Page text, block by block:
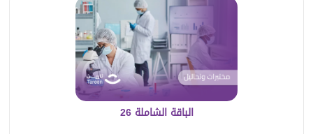
الباقة الشاملة 26